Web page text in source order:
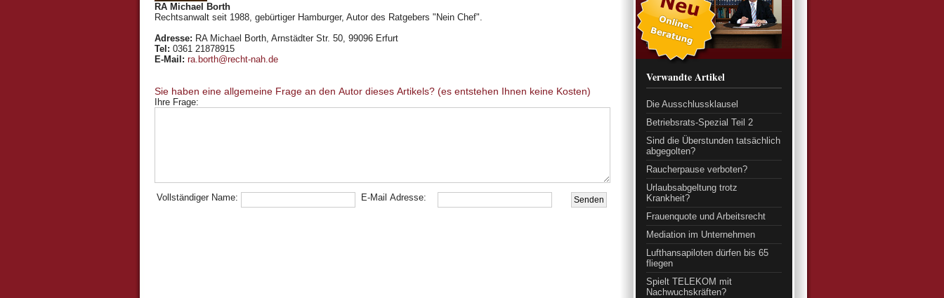
Verwandte Artikel
Die Ausschlussklausel
Betriebsrats-Spezial Teil 2
Sind die Überstunden tatsächlich
abgegolten?
Raucherpause verboten?
Urlaubsabgeltung trotz
Krankheit?
Frauenquote und Arbeitsrecht
Mediation im Unternehmen
Lufthansapiloten dürfen bis 65
fliegen
Spielt TELEKOM mit
Nachwuchskräften?
RA Michael Borth
Rechtsanwalt seit 1988, gebürtiger Hamburger, Autor des Ratgebers "Nein Chef".
Adresse: RA Michael Borth, Arnstädter Str. 50, 99096 Erfurt
Tel: 0361 21878915
E-Mail: ra.borth@recht-nah.de
Sie haben eine allgemeine Frage an den Autor dieses Artikels? (es entstehen Ihnen keine Kosten)
Ihre Frage:
Vollständiger Name: E-Mail Adresse: